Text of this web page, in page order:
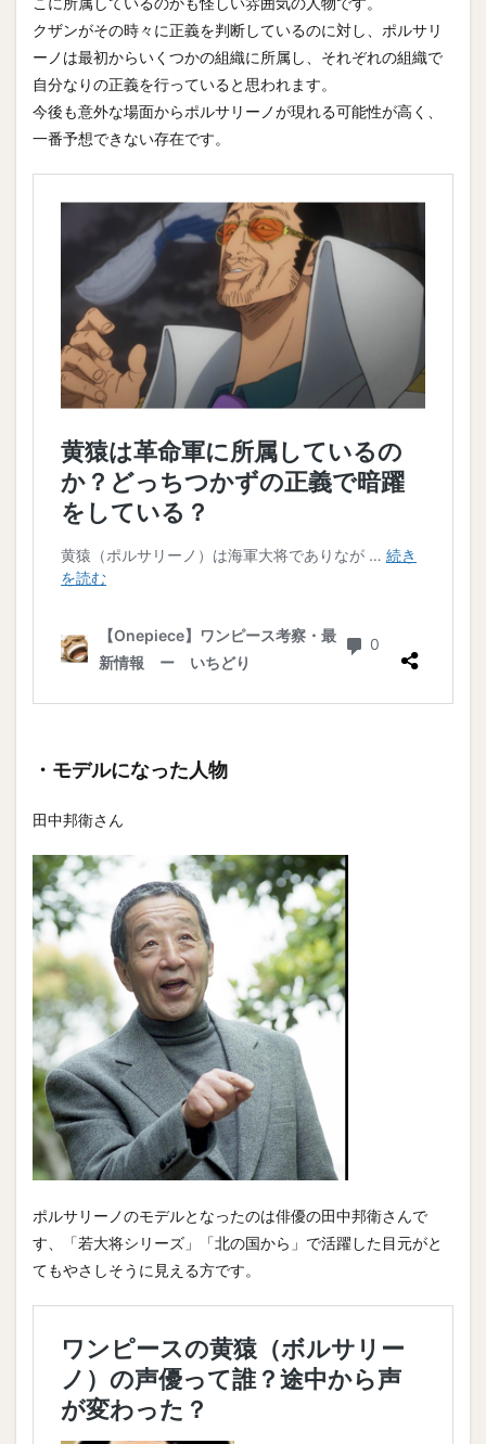
クザンがその時々に正義を判断しているのに対し、ポルサリ
ーノは最初からいくつかの組織に所属し、それぞれの組織で
自分なりの正義を行っていると思われます。
今後も意外な場面からポルサリーノが現れる可能性が高く、
一番予想できない存在です。
・モデルになった人物
田中邦衛さん
ポルサリーノのモデルとなったのは俳優の田中邦衛さんで
す、「若大将シリーズ」「北の国から」で活躍した目元がと
てもやさしそうに見える方です。